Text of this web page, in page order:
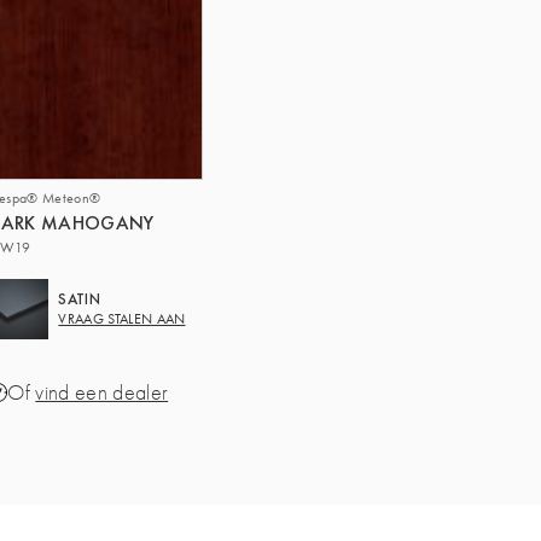
Meteon®
MAHOGANY
SATIN
VRAAG STALEN AAN
Ofvind een dealer